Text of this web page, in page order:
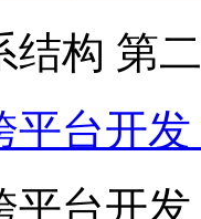
结构 第
平台开发
平台开发